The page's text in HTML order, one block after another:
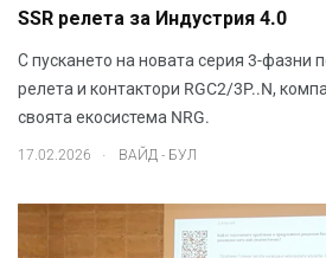
SSR релета за Индустрия 4.0
С пускането на новата серия 3-фазни
релета и контактори RGC2/3P..N,
своята екосистема NRG.
17.02.2026 . ВАЙД - БУЛ